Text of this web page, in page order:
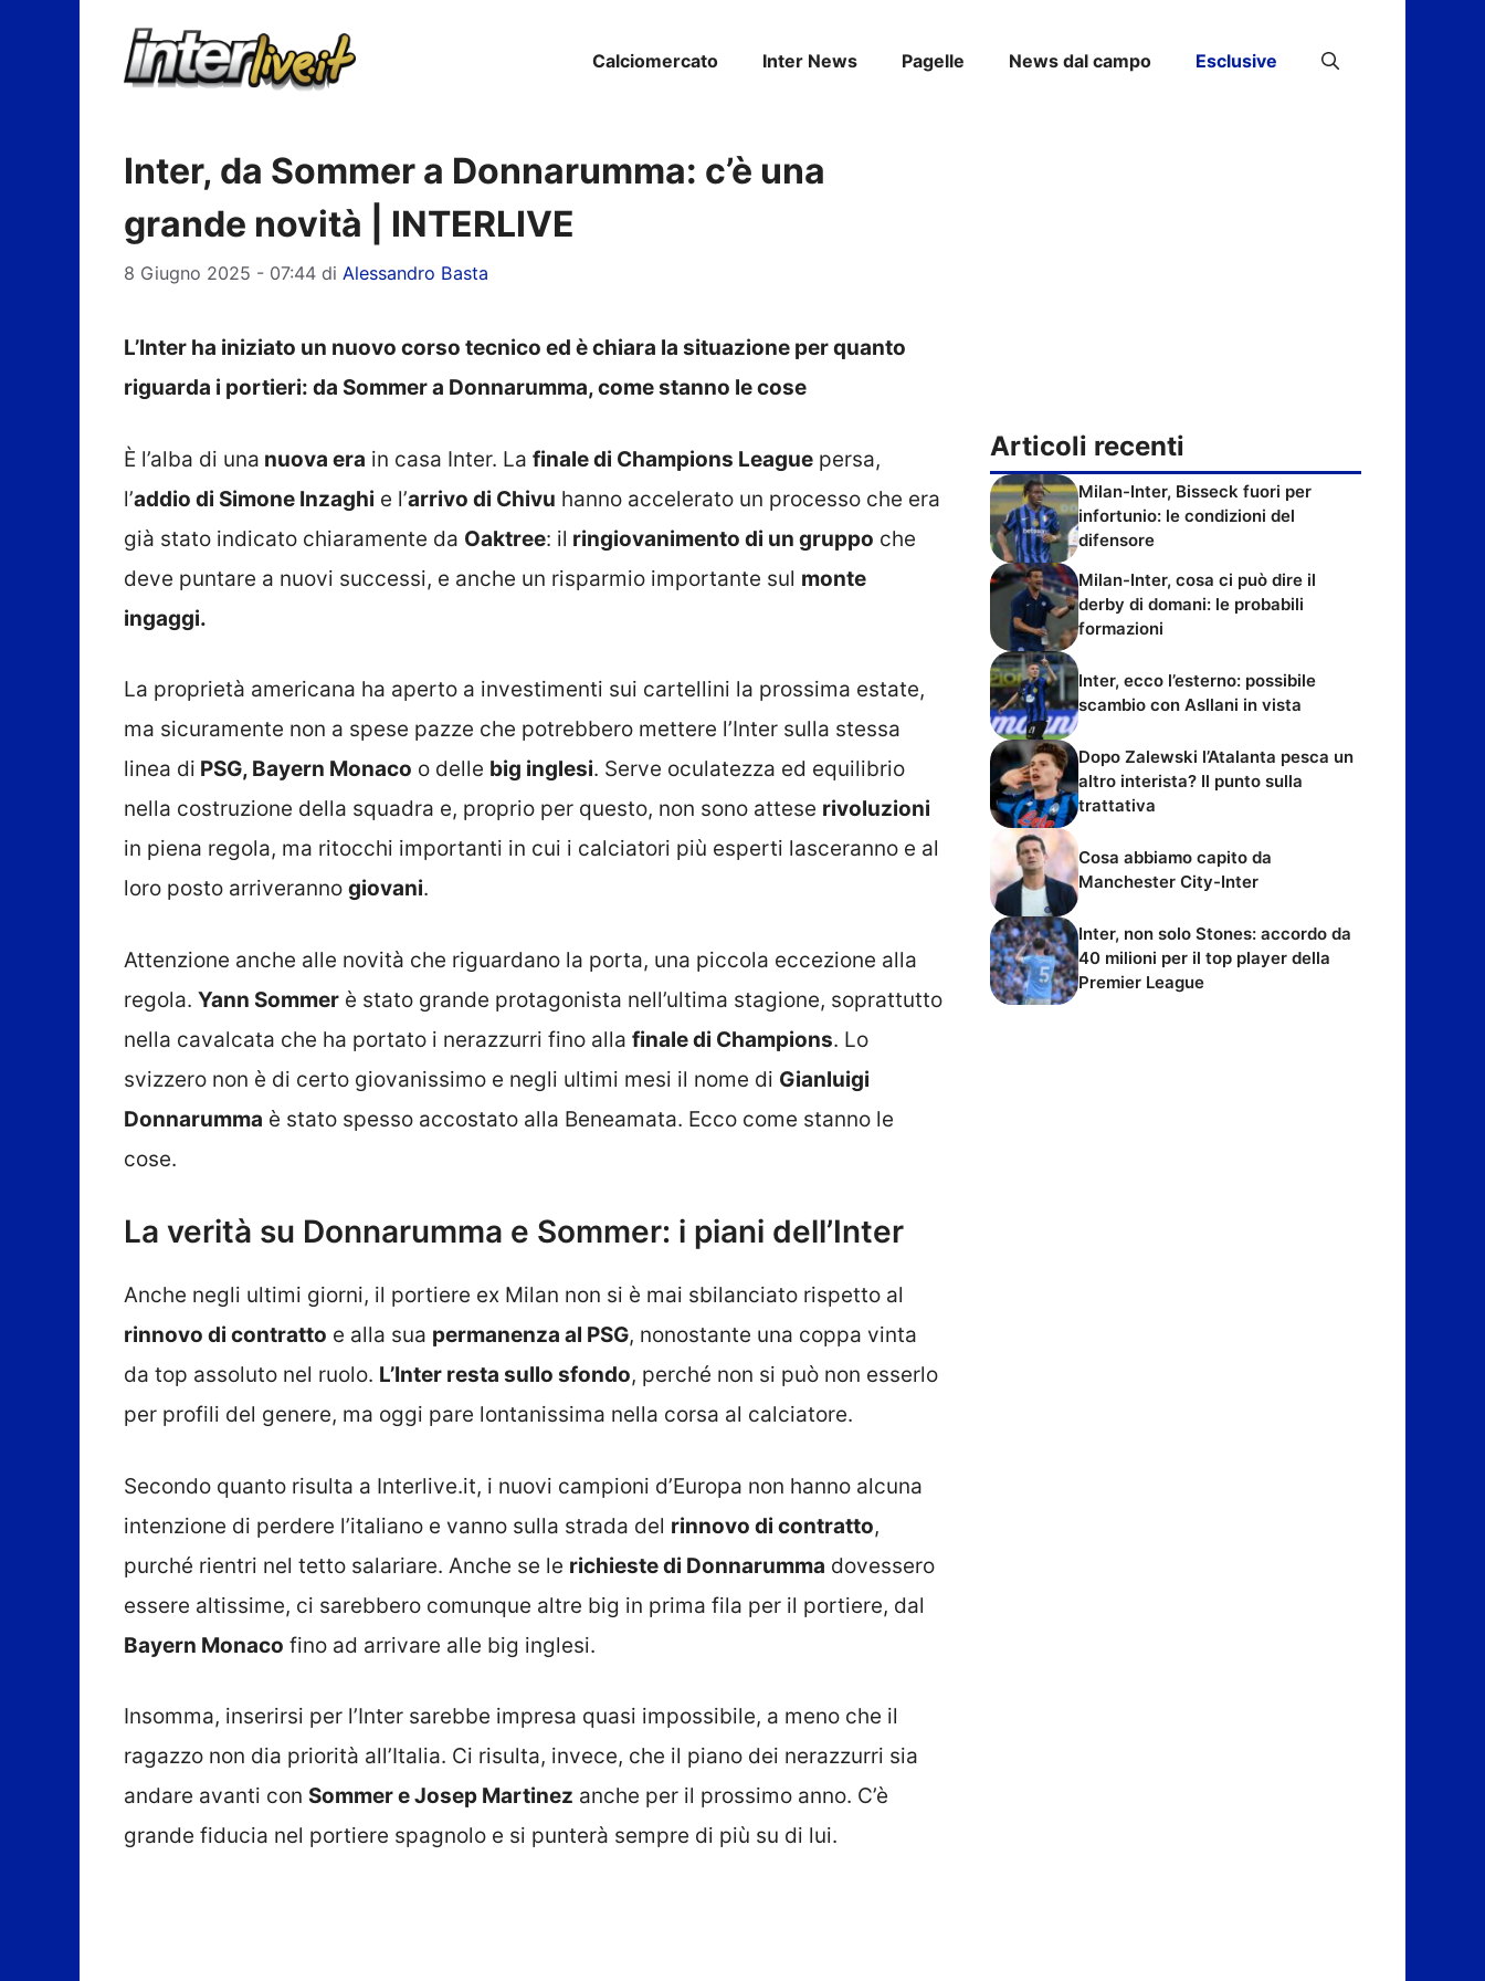
Calciomercato Inter News Pagelle News dal campo Esclusive
Inter, da Sommer a Donnarumma: c’è una
grande novità | INTERLIVE
8 Giugno 2025 - 07:44 di Alessandro Basta
L’Inter ha iniziato un nuovo corso tecnico ed è chiara la situazione per quanto
riguarda i portieri: da Sommer a Donnarumma, come stanno le cose
È l’alba di una nuova era in casa Inter. La finale di Champions League persa,
l’addio di Simone Inzaghi e l’arrivo di Chivu hanno accelerato un processo che era
già stato indicato chiaramente da Oaktree: il ringiovanimento di un gruppo che
deve puntare a nuovi successi, e anche un risparmio importante sul monte
ingaggi.
La proprietà americana ha aperto a investimenti sui cartellini la prossima estate,
ma sicuramente non a spese pazze che potrebbero mettere l’Inter sulla stessa
linea di PSG, Bayern Monaco o delle big inglesi. Serve oculatezza ed equilibrio
nella costruzione della squadra e, proprio per questo, non sono attese rivoluzioni
in piena regola, ma ritocchi importanti in cui i calciatori più esperti lasceranno e al
loro posto arriveranno giovani.
Attenzione anche alle novità che riguardano la porta, una piccola eccezione alla
regola. Yann Sommer è stato grande protagonista nell’ultima stagione, soprattutto
nella cavalcata che ha portato i nerazzurri fino alla finale di Champions. Lo
svizzero non è di certo giovanissimo e negli ultimi mesi il nome di Gianluigi
Donnarumma è stato spesso accostato alla Beneamata. Ecco come stanno le
cose.
La verità su Donnarumma e Sommer: i piani dell’Inter
Anche negli ultimi giorni, il portiere ex Milan non si è mai sbilanciato rispetto al
rinnovo di contratto e alla sua permanenza al PSG, nonostante una coppa vinta
da top assoluto nel ruolo. L’Inter resta sullo sfondo, perché non si può non esserlo
per profili del genere, ma oggi pare lontanissima nella corsa al calciatore.
Secondo quanto risulta a Interlive.it, i nuovi campioni d’Europa non hanno alcuna
intenzione di perdere l’italiano e vanno sulla strada del rinnovo di contratto,
purché rientri nel tetto salariare. Anche se le richieste di Donnarumma dovessero
essere altissime, ci sarebbero comunque altre big in prima fila per il portiere, dal
Bayern Monaco fino ad arrivare alle big inglesi.
Insomma, inserirsi per l’Inter sarebbe impresa quasi impossibile, a meno che il
ragazzo non dia priorità all’Italia. Ci risulta, invece, che il piano dei nerazzurri sia
andare avanti con Sommer e Josep Martinez anche per il prossimo anno. C’è
grande fiducia nel portiere spagnolo e si punterà sempre di più su di lui.
Articoli recenti
Milan-Inter, Bisseck fuori per
infortunio: le condizioni del
difensore
Milan-Inter, cosa ci può dire il
derby di domani: le probabili
formazioni
Inter, ecco l’esterno: possibile
scambio con Asllani in vista
Dopo Zalewski l’Atalanta pesca un
altro interista? Il punto sulla
trattativa
Cosa abbiamo capito da
Manchester City-Inter
Inter, non solo Stones: accordo da
40 milioni per il top player della
Premier League